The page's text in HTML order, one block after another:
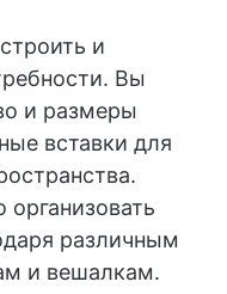
и
Вы
и размеры
вставки для
различным
и вешалкам.